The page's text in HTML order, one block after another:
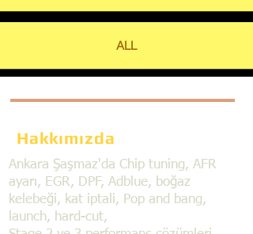
ALL
Hakkımızda
Ankara Şaşmaz'da Chip tuning, AFR
ayarı, EGR, DPF, Adblue, boğaz
kelebeği, kat iptali, Pop and bang,
launch, hard-cut,